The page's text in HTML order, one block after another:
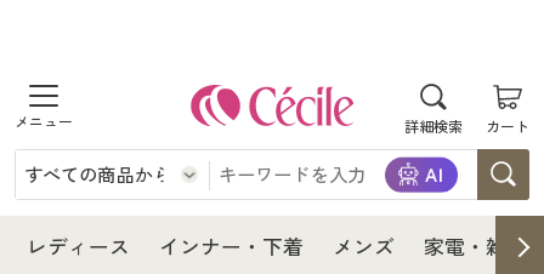
詳細検索 カート
商品を探す
レディース
インナー・下着
レディース インナー・下着 メンズ 家電・雑貨
レディース
レディース通販すべて
レディースファッション
インナー・下着
インナー・下着通販すべて
メンズ